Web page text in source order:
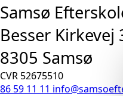
Samsø
Besser Kirkevej
8305 Samsø
CVR 52675510
86 59 11 11